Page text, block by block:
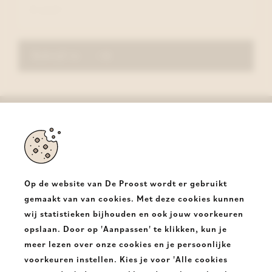
9403 Neigem Ninove
T.+32 54331682
E.
info@deproost.be
De
Proost
De
Proost
Op de website van De Proost wordt er gebruikt
gemaakt van van cookies. Met deze cookies kunnen
wij statistieken bijhouden en ook jouw voorkeuren
opslaan. Door op 'Aanpassen' te klikken, kun je
meer lezen over onze cookies en je persoonlijke
voorkeuren instellen. Kies je voor 'Alle cookies